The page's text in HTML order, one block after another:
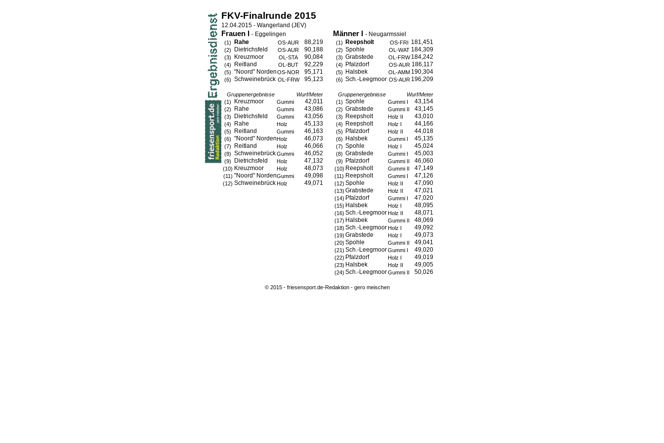
FKV-Finalrunde 2015
12.04.2015 - Wangerland (JEV)
Frauen I - Eggelingen Männer I - Neugarmssiel
(1) Rahe OS-AUR 88,219 (1) Reepsholt OS-FRI 181,451
(2) Dietrichsfeld OS-AUR 90,188 (2) Spohle OL-WAT 184,309
(3) Kreuzmoor OL-STA 90,084 (3) Grabstede OL-FRW 184,242
(4) Reitland OL-BUT 92,229 (4) Pfalzdorf OS-AUR 186,117
(5) "Noord" NordenOS-NOR 95,171 (5) Halsbek OL-AMM 190,304
(6) Schweinebrück OL-FRW 95,123 (6) Sch.-Leegmoor OS-AUR 196,209
Gruppenergebnisse Wurf/Meter Gruppenergebnisse
Wurf/Meter
(1)
Kreuzmoor Gummi 42,011 (1) Spohle Gummi I 43,154
(2) Rahe Gummi 43,086 (2) Grabstede Gummi II 43,145
(3) Dietrichsfeld Gummi 43,056 (3) Reepsholt Holz II 43,010
(4) Rahe Holz 45,133 (4) Reepsholt Holz I 44,166
(5) Reitland Gummi 46,163 (5) Pfalzdorf Holz II 44,018
(6) "Noord" NordenHolz 46,073 (6) Halsbek Gummi I 45,135
(7) Reitland Holz 46,066 (7) Spohle Holz I 45,024
(8) SchweinebrückGummi 46,052 (8) Grabstede Gummi I 45,003
(9) Dietrichsfeld Holz 47,132 (9) Pfalzdorf Gummi II 46,060
(10) Kreuzmoor Holz 48,073 (10) Reepsholt Gummi II 47,149
(11) "Noord" NordenGummi 49,098 (11) Reepsholt Gummi I 47,126
(12) SchweinebrückHolz 49,071 (12) Spohle Holz II 47,090
(13) Grabstede Holz II 47,021
(14) Pfalzdorf Gummi I 47,020
(15) Halsbek Holz I 48,095
(16) Sch.-LeegmoorHolz II 48,071
(17) Halsbek Gummi II 48,069
(18) Sch.-LeegmoorHolz I 49,092
(19) Grabstede Holz I 49,073
(20) Spohle Gummi II 49,041
(21) Sch.-LeegmoorGummi I 49,020
(22) Pfalzdorf Holz I 49,019
(23) Halsbek Holz II 49,005
(24) Sch.-LeegmoorGummi II 50,026
© 2015 - friesensport.de-Redaktion - gero meischen